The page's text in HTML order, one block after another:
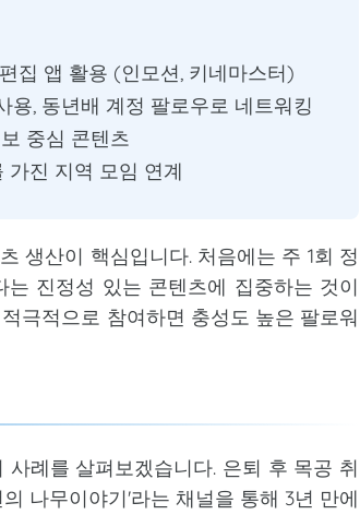
집 앱 활용 (인모션, 키네마스터)
용, 동년배 계정 팔로우로 네트워킹
중심 콘텐츠
가진 지역 모임 연계
생산이 핵심입니다. 처음에는 주 1회 정
진정성 있는 콘텐츠에 집중하는 것이
극적으로 참여하면 충성도 높은 팔로워
례를 살펴보겠습니다. 은퇴 후 목공 취
나무이야기'라는 채널을 통해 3년 만에